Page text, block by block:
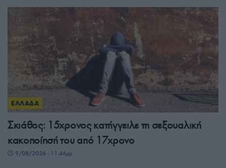
ΕΛΛΑΔΑ
Σκιάθος: 15χρονος κατήγγειλε τη σεξουαλική
κακοποίησή του από 17χρονο
9/08/2026 - 11:46μμ